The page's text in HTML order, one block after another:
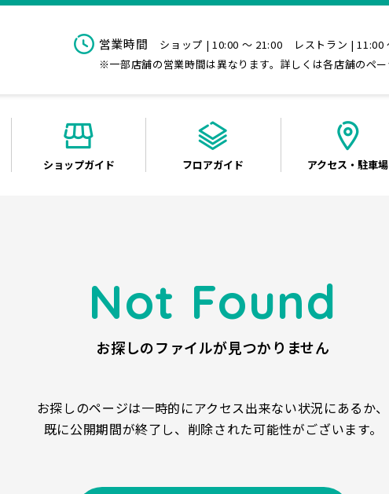
営業時間 ショップ | 10:00 ～ 21:00
レストラン | 11:00
※一部店舗の営業時間は異なります。詳しくは各店舗のペ
ショップガイド フロアガイド アクセス ・駐車場
Not Found
お探しのファイルが見つかりません
お探しのページは一時的にアクセス出来ない状況にあるか、
既に公開期間が終了し、削除された可能性がございます。